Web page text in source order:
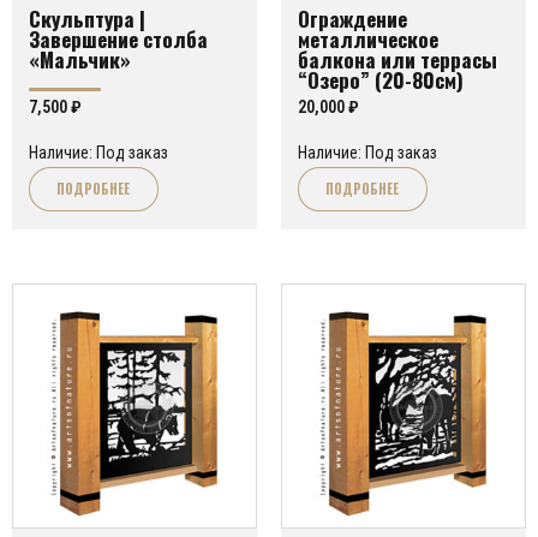
Скульптура |
Завершение столба
«Мальчик»
7,500₽
Наличие: Под заказ
ПОДРОБНЕЕ
Ограждение
металлическое
балкона или террасы
“Озеро” (20-80см)
20,000₽
Наличие: Под заказ
ПОДРОБНЕЕ